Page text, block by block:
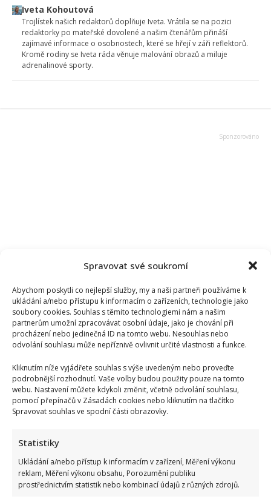
Spravovat své soukromí
Abychom poskytli co nejlepší služby, my a naši partneři používáme k
ukládání a/nebo přístupu k informacím o zařízeních, technologie jako
soubory cookies. Souhlas s těmito technologiemi nám a našim
partnerům umožní zpracovávat osobní údaje, jako je chování při
procházení nebo jedinečná ID na tomto webu. Nesouhlas nebo
odvolání souhlasu může nepříznivě ovlivnit určité vlastnosti a funkce.
Kliknutím níže vyjádřete souhlas s výše uvedeným nebo proveďte
podrobnější rozhodnutí. Vaše volby budou použity pouze na tomto
webu. Nastavení můžete kdykoli změnit, včetně odvolání souhlasu,
pomocí přepínačů v Zásadách cookies nebo kliknutím na tlačítko
Spravovat souhlas ve spodní části obrazovky.
Statistiky
Ukládání a/nebo přístup k informacím v zařízení, Měření výkonu
reklam, Měření výkonu obsahu, Porozumění publiku
prostřednictvím statistik nebo kombinací údajů z různých zdrojů.
Iveta Kohoutová
Trojlístek našich redaktorů doplňuje Iveta. Vrátila se na pozici
redaktorky po mateřské dovolené a našim čtenářům přináší
zajímavé informace o osobnostech, které se hřejí v záři reflektorů.
Kromě rodiny se Iveta ráda věnuje malování obrazů a miluje
adrenalinové sporty.